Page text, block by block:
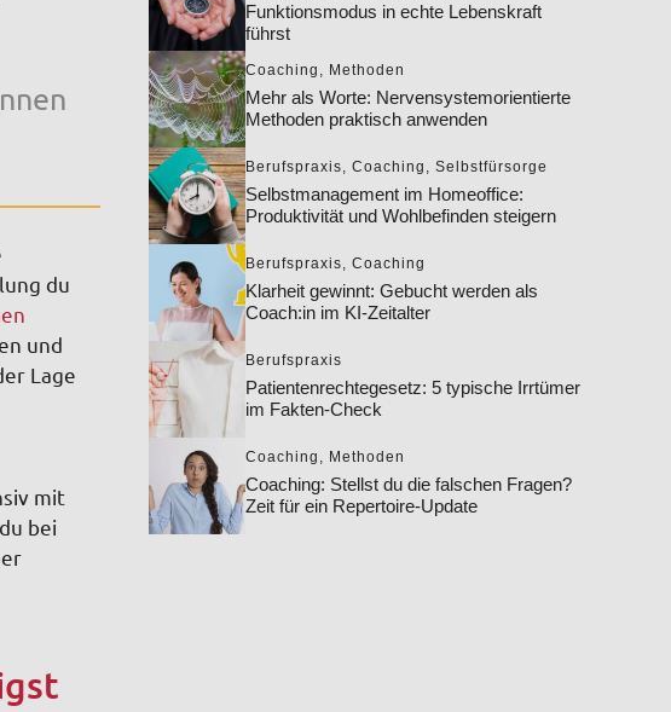
du
und
Lage
mit
bei
Funktionsmodus in echte Lebenskraft
führst
Coaching , Methoden
Mehr als Worte: Nervensystemorientierte
Methoden praktisch anwenden
Berufspraxis, Coaching , Selbstfürsorge
Selbstmanagement im Homeoffice:
Produktivität und Wohlbefinden steigern
Berufspraxis, Coaching
Klarheit gewinnt: Gebucht werden als
Coach:in im KI-Zeitalter
Berufspraxis
Patientenrechtegesetz: 5 typische Irrtümer
im Fakten-Check
Coaching , Methoden
Coaching: Stellst du die falschen Fragen?
Zeit für ein Repertoire-Update